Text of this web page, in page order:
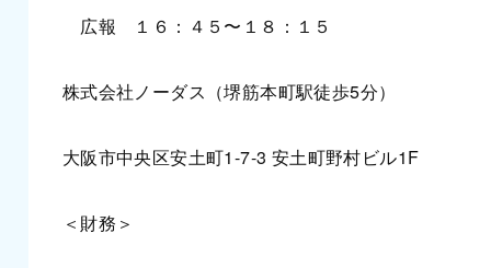
広報 １６：４５〜１８：１５
株式会社ノーダス（堺筋本町駅徒歩5分）
大阪市中央区安土町1-7-3 安土町野村ビル1F
＜財務＞